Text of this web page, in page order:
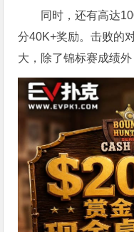
同时，还有高达
分40K+奖励。击败的
大，除了锦标赛成绩外